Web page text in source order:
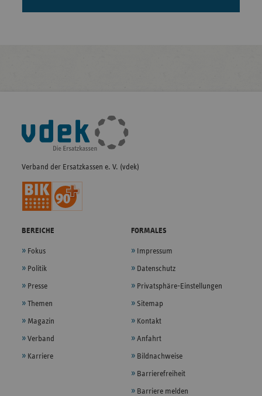
Fußleisten-
Navigation
Verband der Ersatzkassen e. V. (vdek)
BEREICHE
Fokus
Politik
Presse
Themen
Magazin
Verband
Karriere
FORMALES
Impressum
Datenschutz
Privatsphäre-Einstellungen
Sitemap
Kontakt
Anfahrt
Bildnachweise
Barrierefreiheit
Barriere melden